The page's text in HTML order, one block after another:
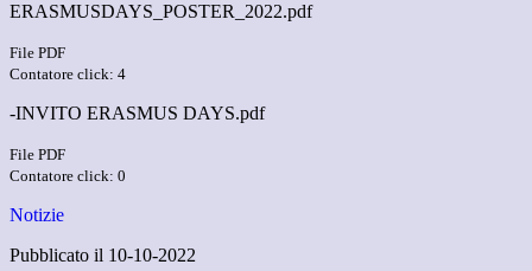
ERASMUSDAYS_POSTER_2022.pdf
File PDF
Contatore click: 4
-INVITO ERASMUS DAYS.pdf
File PDF
Contatore click: 0
Notizie
Pubblicato il 10-10-2022